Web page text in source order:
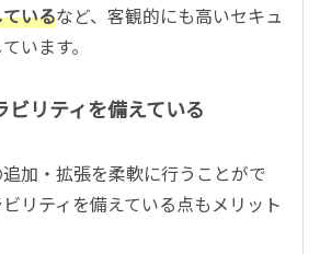
いるなど、客観的にも高いセキュ
います。
ビリティを備えている
加・拡張を柔軟に行うことがで
リティを備えている点もメリット